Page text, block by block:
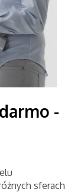
-
sferach